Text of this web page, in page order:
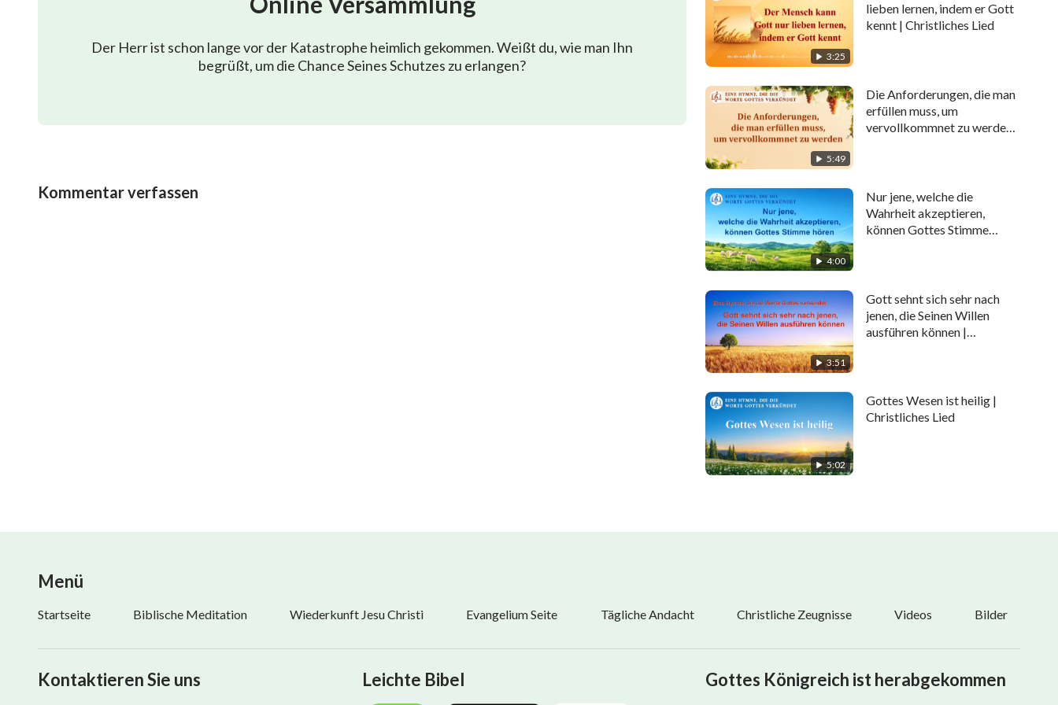
Und so bringt er das wertvollste Opfer seinem Gott,
seine Stärke kehrt zurück.
Der Herr ist schon lange vor der Katastrophe heimlich gekommen. Weißt du, wie man Ihn
begrüßt, um die Chance Seines Schutzes zu erlangen?
Kommentar verfassen
3:25
lieben lernen, indem er Gott
kennt | Christliches Lied
5:49
Die Anforderungen, die man
erfüllen muss, um
vervollkommnet zu werden |
4:00
Nur jene, welche die
Wahrheit akzeptieren,
können Gottes Stimme
3:51
Gott sehnt sich sehr nach
jenen, die Seinen Willen
ausführen können |
5:02
Gottes Wesen ist heilig |
Christliches Lied
Menü
Startseite Biblische Meditation Wiederkunft Jesu Christi Evangelium Seite Tägliche Andacht Christliche Zeugnisse Videos Bilder
Kontaktieren Sie uns Leichte Bibel Gottes Königreich ist herabgekommen